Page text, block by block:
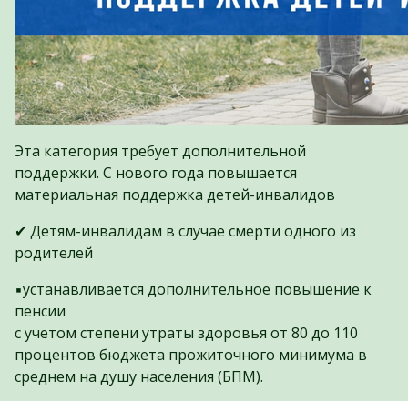
Эта категория требует дополнительной
поддержки. С нового года повышается
материальная поддержка детей-инвалидов
✔ Детям-инвалидам в случае смерти одного из
родителей
▪️устанавливается дополнительное повышение к
пенсии
с учетом степени утраты здоровья от 80 до 110
процентов бюджета прожиточного минимума в
среднем на душу населения (БПМ).